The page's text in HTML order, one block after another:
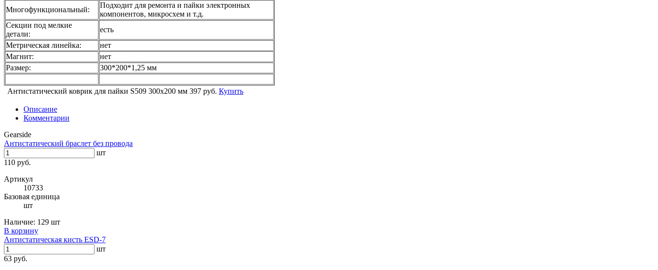
Многофункциональный:
Подходит для ремонта и пайки электронных
компонентов, микросхем и т.д.
Секции под мелкие
детали:
есть
Метрическая линейка:
нет
Магнит:
нет
Размер:
300*200*1,25 мм
Антистатический коврик для пайки S509 300x200 мм 397 руб. Купить
Описание
Комментарии
Gearside
Антистатический браслет без провода
шт
110 руб.
Артикул
10733
Базовая единица
шт
Наличие: 129 шт
В корзину
Антистатическая кисть ESD-7
шт
63 руб.